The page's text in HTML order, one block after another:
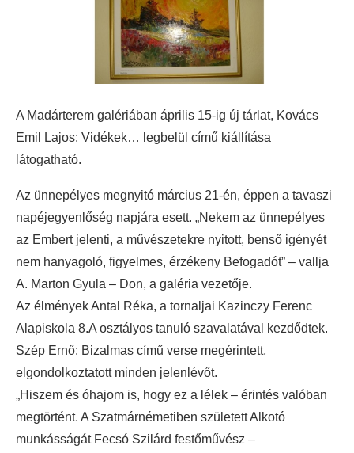
A Madárterem galériában április 15-ig új tárlat, Kovács
Emil Lajos: Vidékek… legbelül című kiállítása
látogatható.
Az ünnepélyes megnyitó március 21-én, éppen a tavaszi
napéjegyenlőség napjára esett. „Nekem az ünnepélyes
az Embert jelenti, a művészetekre nyitott, benső igényét
nem hanyagoló, figyelmes, érzékeny Befogadót” – vallja
A. Marton Gyula – Don, a galéria vezetője.
Az élmények Antal Réka, a tornaljai Kazinczy Ferenc
Alapiskola 8.A osztályos tanuló szavalatával kezdődtek.
Szép Ernő: Bizalmas című verse megérintett,
elgondolkoztatott minden jelenlévőt.
„Hiszem és óhajom is, hogy ez a lélek – érintés valóban
megtörtént. A Szatmárnémetiben született Alkotó
munkásságát Fecsó Szilárd festőművész –